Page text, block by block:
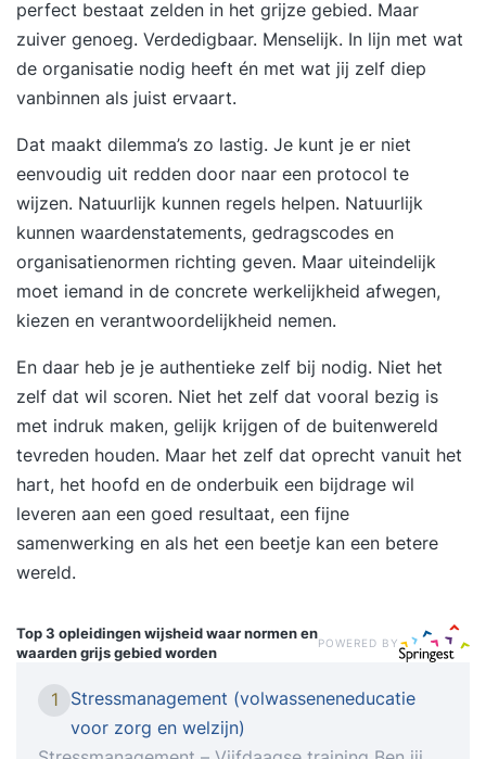
perfect bestaat zelden in het grijze gebied. Maar
zuiver genoeg. Verdedigbaar. Menselijk. In lijn met wat
de organisatie nodig heeft én met wat jij zelf diep
vanbinnen als juist ervaart.
Dat maakt dilemma’s zo lastig. Je kunt je er niet
eenvoudig uit redden door naar een protocol te
wijzen. Natuurlijk kunnen regels helpen. Natuurlijk
kunnen waardenstatements, gedragscodes en
organisatienormen richting geven. Maar uiteindelijk
moet iemand in de concrete werkelijkheid afwegen,
kiezen en verantwoordelijkheid nemen.
En daar heb je je authentieke zelf bij nodig. Niet het
zelf dat wil scoren. Niet het zelf dat vooral bezig is
met indruk maken, gelijk krijgen of de buitenwereld
tevreden houden. Maar het zelf dat oprecht vanuit het
hart, het hoofd en de onderbuik een bijdrage wil
leveren aan een goed resultaat, een fijne
samenwerking en als het een beetje kan een betere
wereld.
Top 3 opleidingenwijsheid waar normen en
waarden grijs gebied worden
POWERED BY
1
Stressmanagement (volwasseneneducatie
voor zorg en welzijn)